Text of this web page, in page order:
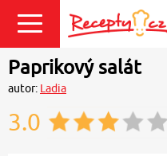
Přihlásit se
Paprikový salát
autor: Ladia
3.0